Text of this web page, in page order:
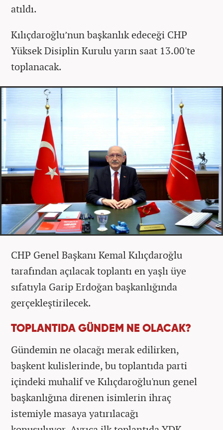
atıldı.
Kılıçdaroğlu’nun başkanlık edeceği CHP
Yüksek Disiplin Kurulu yarın saat 13.00'te
toplanacak.
CHP Genel Başkanı Kemal Kılıçdaroğlu
tarafından açılacak toplantı en yaşlı üye
sıfatıyla Garip Erdoğan başkanlığında
gerçekleştirilecek.
TOPLANTIDA GÜNDEM NE OLACAK?
Gündemin ne olacağı merak edilirken,
başkent kulislerinde, bu toplantıda parti
içindeki muhalif ve Kılıçdaroğlu'nun genel
başkanlığına direnen isimlerin ihraç
istemiyle masaya yatırılacağı